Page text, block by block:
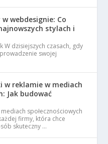
webdesignie: Co
stylach i
W dzisiejszych czasach, gdy
swojej
w reklamie w mediach
Jak budować
społecznościowych
firmy, która chce
skuteczny …